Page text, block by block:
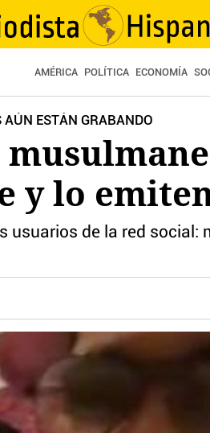
AMÉRICA POLÍTICA ECONOMÍA
ESTÁN GRABANDO
y lo
usuarios de la red social: